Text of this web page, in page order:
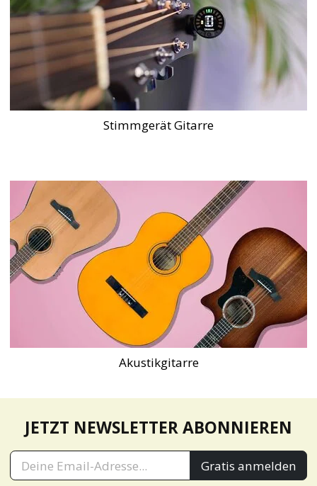
Stimmgerät Gitarre
Akustikgitarre
JETZT NEWSLETTER ABONNIEREN
Gratis anmelden